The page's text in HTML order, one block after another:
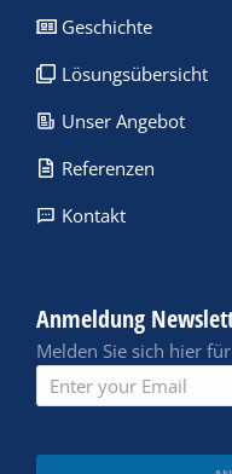
Geschichte
Lösungsübersicht
Unser Angebot
Referenzen
Kontakt
Anmeldung
Melden Sie sich hier